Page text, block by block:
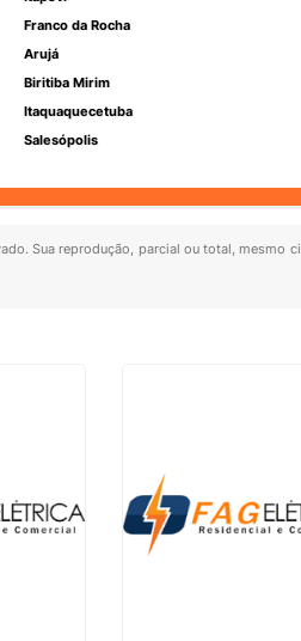
Franco da Rocha
Arujá
Biritiba Mirim
Itaquaquecetuba
Salesópolis
Sua reprodução, parcial ou total, mesmo